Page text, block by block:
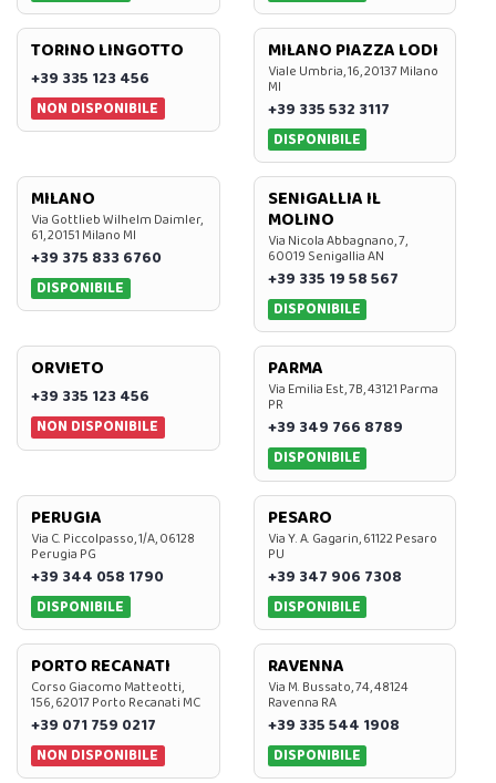
TORINO LINGOTTO
+39 335 123 456
NON DISPONIBILE
MILANO PIAZZA LODI
Viale Umbria, 16, 20137 Milano
MI
+39 335 532 3117
DISPONIBILE
MILANO
Via Gottlieb Wilhelm Daimler,
61, 20151 Milano MI
+39 375 833 6760
DISPONIBILE
SENIGALLIA IL
MOLINO
Via Nicola Abbagnano, 7,
60019 Senigallia AN
+39 335 19 58 567
DISPONIBILE
ORVIETO
+39 335 123 456
NON DISPONIBILE
PARMA
Via Emilia Est, 7B, 43121 Parma
PR
+39 349 766 8789
DISPONIBILE
PERUGIA
Via C. Piccolpasso, 1/A, 06128
Perugia PG
+39 344 058 1790
DISPONIBILE
PESARO
Via Y. A. Gagarin, 61122 Pesaro
PU
+39 347 906 7308
DISPONIBILE
PORTO RECANATI
Corso Giacomo Matteotti,
156, 62017 Porto Recanati MC
+39 071 759 0217
NON DISPONIBILE
RAVENNA
Via M. Bussato, 74, 48124
Ravenna RA
+39 335 544 1908
DISPONIBILE